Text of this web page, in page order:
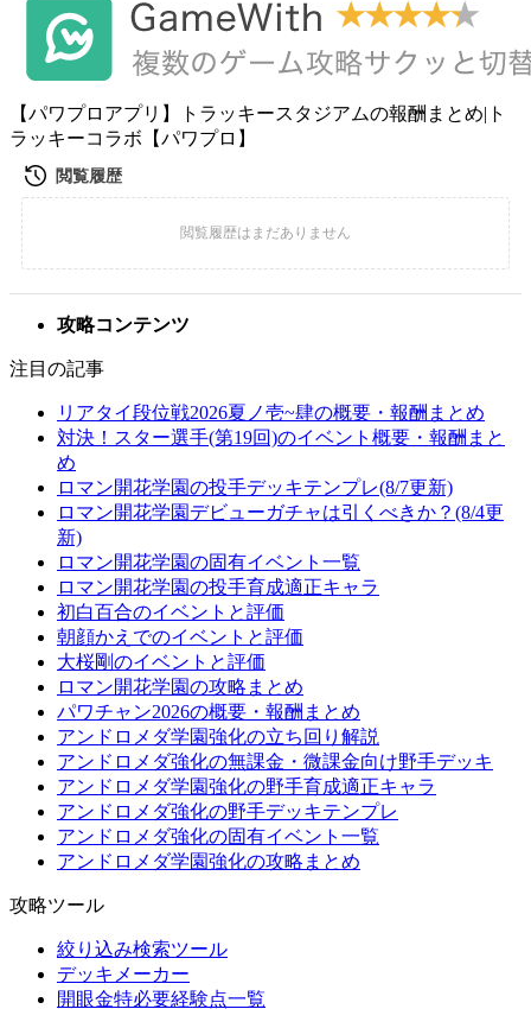
【パワプロアプリ】トラッキースタジアムの報酬まとめ|ト
ラッキーコラボ【パワプロ】
攻略コンテンツ
注目の記事
リアタイ段位戦2026夏ノ壱~肆の概要・報酬まとめ
対決！スター選手(第19回)のイベント概要・報酬まと
め
ロマン開花学園の投手デッキテンプレ(8/7更新)
ロマン開花学園デビューガチャは引くべきか？(8/4更
新)
ロマン開花学園の固有イベント一覧
ロマン開花学園の投手育成適正キャラ
初白百合のイベントと評価
朝顔かえでのイベントと評価
大桜剛のイベントと評価
ロマン開花学園の攻略まとめ
パワチャン2026の概要・報酬まとめ
アンドロメダ学園強化の立ち回り解説
アンドロメダ強化の無課金・微課金向け野手デッキ
アンドロメダ学園強化の野手育成適正キャラ
アンドロメダ強化の野手デッキテンプレ
アンドロメダ強化の固有イベント一覧
アンドロメダ学園強化の攻略まとめ
攻略ツール
絞り込み検索ツール
デッキメーカー
開眼金特必要経験点一覧